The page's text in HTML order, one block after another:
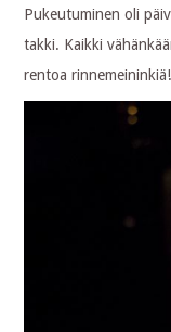
Pukeutuminen oli
takki. Kaikki
rentoa rinnemeininkiä!